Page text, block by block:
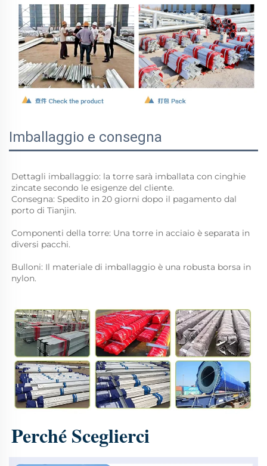
Imballaggio e consegna
Dettagli imballaggio: la torre sarà imballata con cinghie
zincate secondo le esigenze del cliente.
Consegna: Spedito in 20 giorni dopo il pagamento dal
porto di Tianjin.
Componenti della torre: Una torre in acciaio è separata in
diversi pacchi.
Bulloni: Il materiale di imballaggio è una robusta borsa in
nylon.
Perché Sceglierci